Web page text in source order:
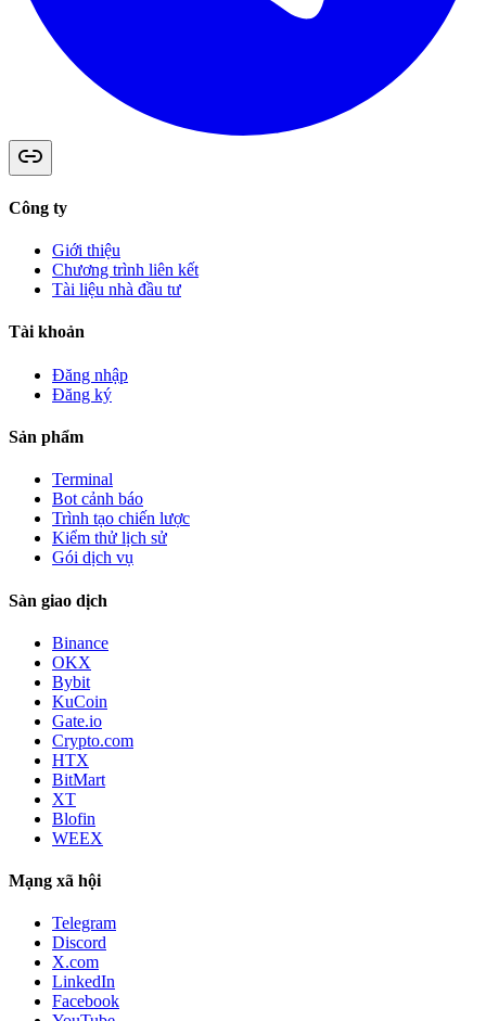
Công ty
Giới thiệu
Chương trình liên kết
Tài liệu nhà đầu tư
Tài khoản
Đăng nhập
Đăng ký
Sản phẩm
Terminal
Bot cảnh báo
Trình tạo chiến lược
Kiểm thử lịch sử
Gói dịch vụ
Sàn giao dịch
Binance
OKX
Bybit
KuCoin
Gate.io
Crypto.com
HTX
BitMart
XT
Blofin
WEEX
Mạng xã hội
Telegram
Discord
X.com
LinkedIn
Facebook